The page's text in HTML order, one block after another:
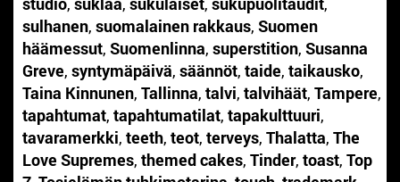
sulhanen, suomalainen rakkaus, Suomen
häämessut, Suomenlinna, superstition, Susanna
Greve, syntymäpäivä, säännöt, taide, taikausko,
Taina Kinnunen, Tallinna, talvi, talvihäät, Tampere,
tapahtumat, tapahtumatilat, tapakulttuuri,
tavaramerkki, teeth, teot, terveys, Thalatta, The
Love Supremes, themed cakes, Tinder, toast, Top